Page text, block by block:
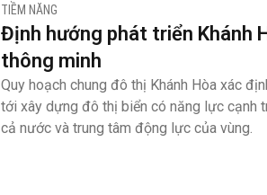
TIỀM NĂNG
Định hướng phát triển Khánh
thông minh
Quy hoạch chung đô thị Khánh Hòa xác
tới xây dựng đô thị biển có năng lực cạnh
cả nước và trung tâm động lực của vùng.